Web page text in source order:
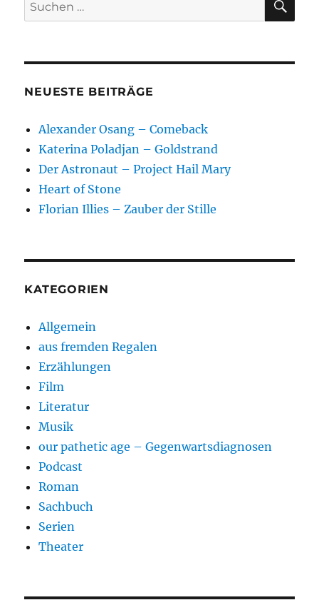
nach:
NEUESTE BEITRÄGE
Alexander Osang – Comeback
Katerina Poladjan – Goldstrand
Der Astronaut – Project Hail Mary
Heart of Stone
Florian Illies – Zauber der Stille
KATEGORIEN
Allgemein
aus fremden Regalen
Erzählungen
Film
Literatur
Musik
our pathetic age – Gegenwartsdiagnosen
Podcast
Roman
Sachbuch
Serien
Theater